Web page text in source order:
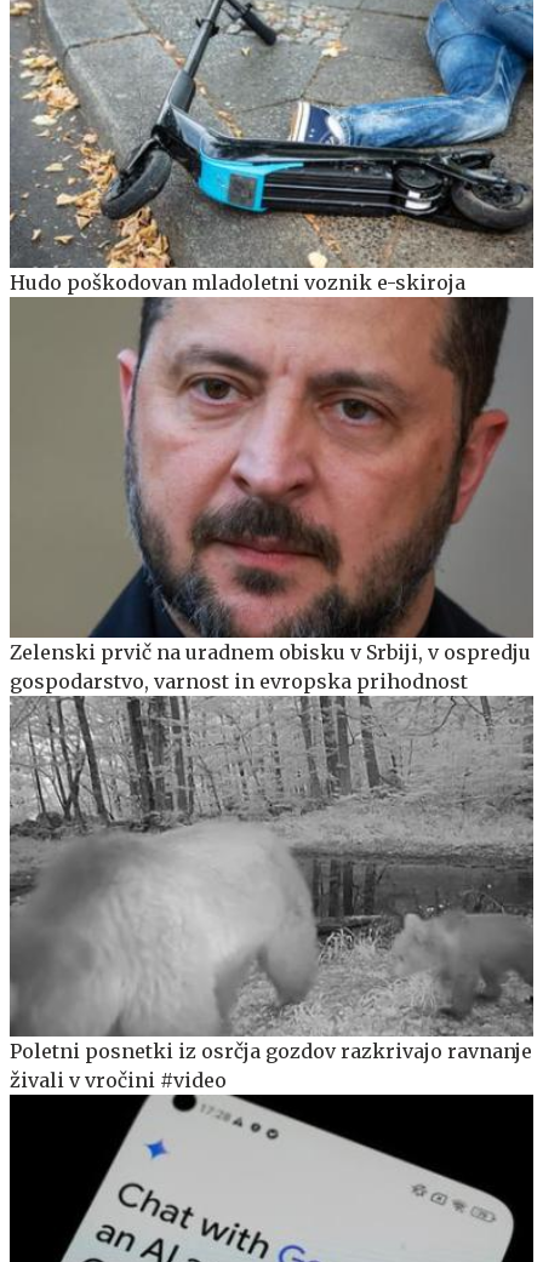
Hudo poškodovan mladoletni voznik e-skiroja
Zelenski prvič na uradnem obisku v Srbiji, v ospredju
gospodarstvo, varnost in evropska prihodnost
Poletni posnetki iz osrčja gozdov razkrivajo ravnanje
živali v vročini #video